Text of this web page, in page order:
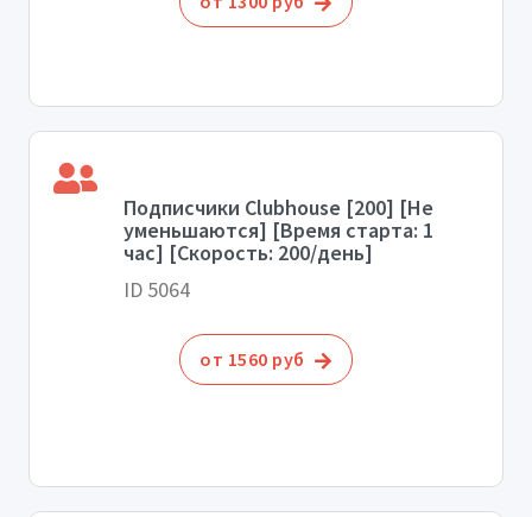
Подписчики Clubhouse [200] [Не
уменьшаются] [Время старта: 1
час] [Скорость: 200/день]
ID 5064
от 1560 руб